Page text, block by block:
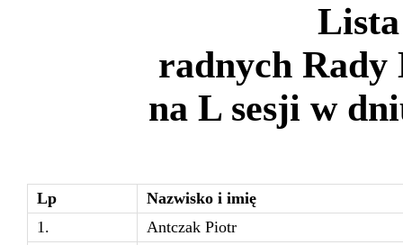
Lista
radnych Rady
na L sesji w
Lp
Nazwisko i imię
1.
Antczak Piotr